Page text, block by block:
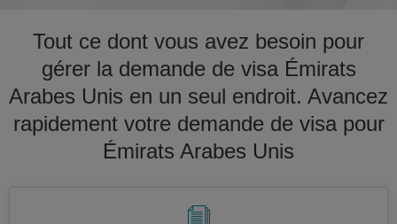
Tout ce dont vous avez besoin pour
gérer la demande de visa Émirats
Arabes Unis en un seul endroit. Avancez
rapidement votre demande de visa pour
Émirats Arabes Unis